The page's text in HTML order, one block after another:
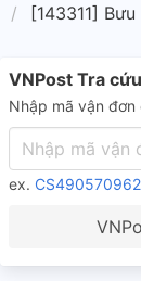
[143311]
VNPost Tra
Nhập mã vận
ex.